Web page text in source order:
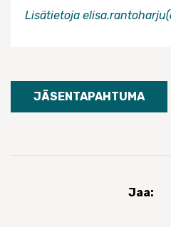
Lisätietoja
JÄSENTAPAHTUMA
Jaa: